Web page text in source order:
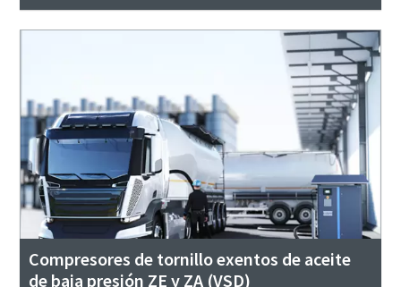
Compresores de tornillo exentos de aceite
de baja presión ZE y ZA (VSD)